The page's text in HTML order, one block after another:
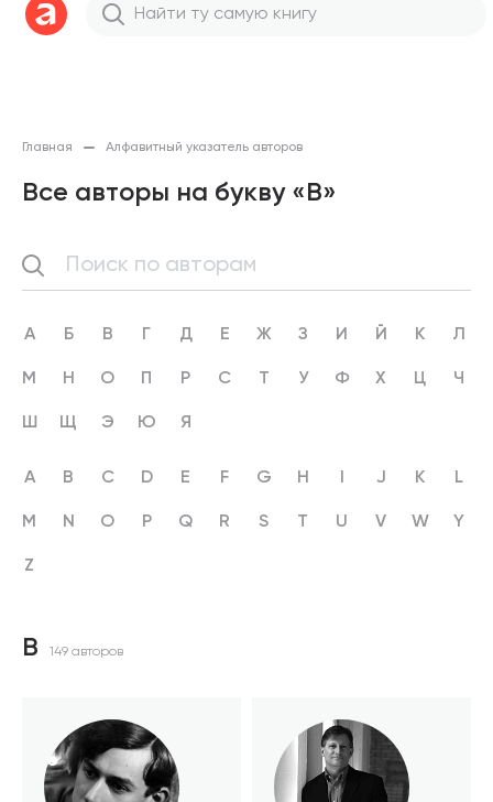
Главная Алфавитный указатель авторов
Все авторы на букву «В»
А Б В Г Д Е Ж З И Й К Л
М Н О П Р С Т У Ф Х Ц Ч
Ш Щ Э Ю Я
A B C D E F G H J K L
M N O P Q R S T U V W Y
Z
В 149 авторов